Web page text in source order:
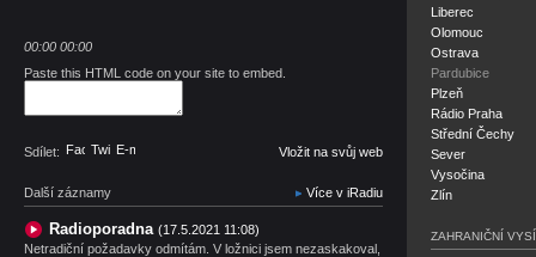
00:00 00:00
Paste this HTML code on your site to embed.
Sdílet: Facebook
TwitterE-mail Vložit na svůj web
Další záznamy Více v iRadiu
Radioporadna (17.5.2021 11:08)
Netradiční požadavky odmítám. V ložnici jsem nezaskakoval,
Liberec
Olomouc
Ostrava
Pardubice
Plzeň
Rádio Praha
Střední Čechy
Sever
Vysočina
Zlín
ZAHRANIČNÍ